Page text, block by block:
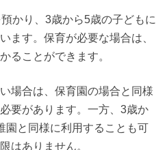
かり、3歳から5歳の子どもに
ます。保育が必要な場合は、
ることができます。
場合は、保育園の場合と同様
要があります。一方、3歳か
園と同様に利用することも可
はありません。